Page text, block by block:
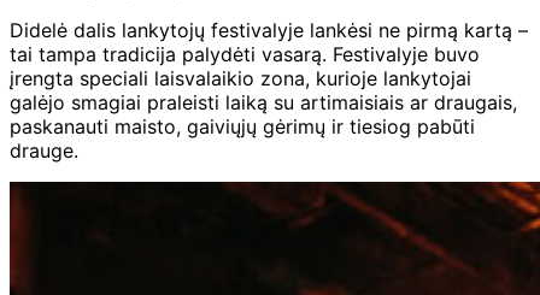
Didelė dalis lankytojų festivalyje lankėsi ne pirmą kartą –
tai tampa tradicija palydėti vasarą. Festivalyje buvo
įrengta speciali laisvalaikio zona, kurioje lankytojai
galėjo smagiai praleisti laiką su artimaisiais ar draugais,
paskanauti maisto, gaiviųjų gėrimų ir tiesiog pabūti
drauge.